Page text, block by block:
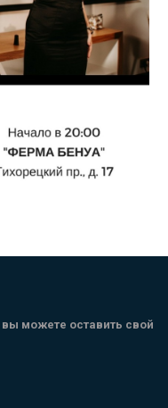
вы можете оставить свой